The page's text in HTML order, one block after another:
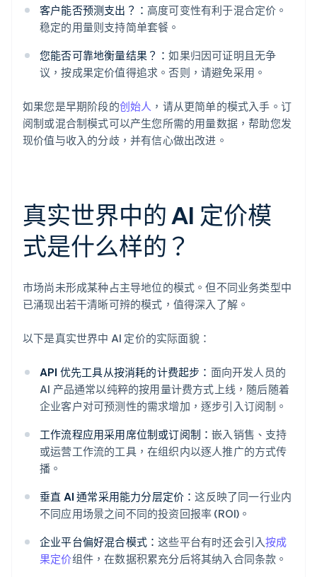
客户能否预测支出？： 高度可变性有利于混合定价。
稳定的用量则支持简单套餐。
您能否可靠地衡量结果？：如果归因可证明且无争
议，按成果定价值得追求。否则，请避免采用。
如果您是早期阶段的创始人 ，请从更简单的模式入手。订
阅制或混合制模式可以产生您所需的用量数据，帮助您发
现价值与收入的分歧，并有信心做出改进。
真实世界中的 AI 定价模
式是什么样的？
市场尚未形成某种占主导地位的模式。但不同业务类型中
已涌现出若干清晰可辨的模式，值得深入了解。
以下是真实世界中 AI 定价的实际面貌：
API 优先工具从按消耗的计费起步： 面向开发人员的
AI 产品通常以纯粹的按用量计费方式上线，随后随着
企业客户对可预测性的需求增加，逐步引入订阅制。
工作流程应用采用席位制或订阅制：嵌入销售、支持
或运营工作流的工具，在组织内以逐人推广的方式传
播。
垂直 AI 通常采用能力分层定价：这反映了同一行业内
不同应用场景之间不同的投资回报率 (ROI)。
企业平台偏好混合模式：这些平台有时还会引入按成
果定价组件，在数据积累充分后将其纳入合同条款。